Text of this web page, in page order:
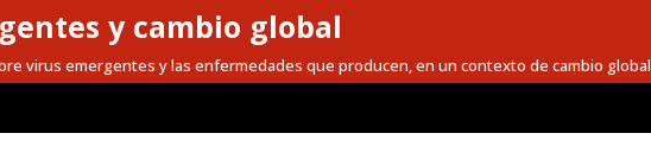
y cambio global
virus emergentes y las enfermedades que producen, en un contexto de cambio global